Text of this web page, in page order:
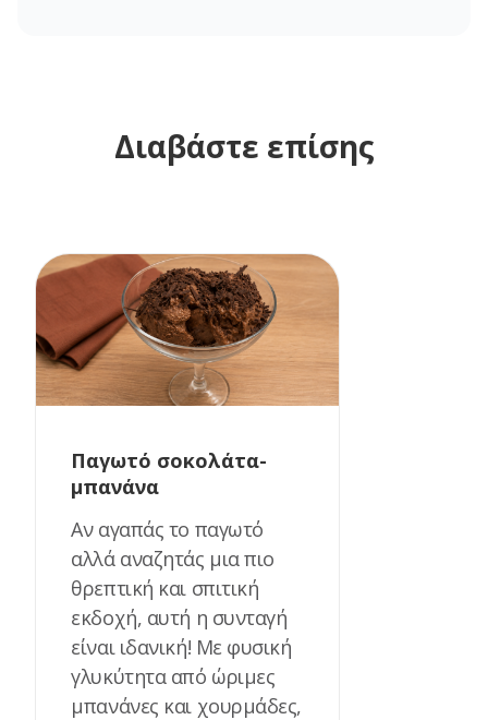
Διαβάστε επίσης
Παγωτό σοκολάτα-
μπανάνα
Αν αγαπάς το παγωτό
αλλά αναζητάς μια πιο
θρεπτική και σπιτική
εκδοχή, αυτή η συνταγή
είναι ιδανική! Με φυσική
γλυκύτητα από ώριμες
μπανάνες και χουρμάδες,